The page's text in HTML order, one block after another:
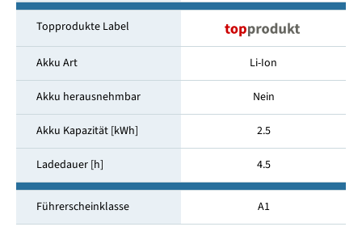
Topprodukte Label
Akku Art Li-Ion
Akku herausnehmbar Nein
Akku Kapazität [kWh] 2.5
Ladedauer [h] 4.5
Führerscheinklasse A1